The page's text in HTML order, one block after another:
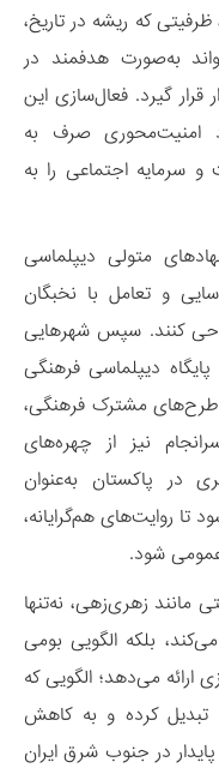
که ریشه در تاریخ،
به‌صورت هدفمند در
گیرد. فعال‌سازی این
امنیت‌محوری صرف به
سرمایه اجتماعی را به
متولی دیپلماسی
و تعامل با نخبگان
کنند. سپس شهرهایی
دیپلماسی فرهنگی
مشترک فرهنگی،
نیز از چهره‌های
در پاکستان به‌عنوان
تا روایت‌های هم‌گرایانه،
شود.
مانند زهری‌زهی، نه‌تنها
بلکه الگویی بومی
ارائه می‌دهد؛ الگویی که
تبدیل کرده و به کاهش
در جنوب شرق ایران